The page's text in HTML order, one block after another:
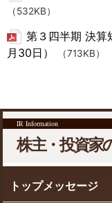
IR Information
株主・投資家
トップメッセージ
（532KB）
第３四半期 決算
月30日）
（713KB）